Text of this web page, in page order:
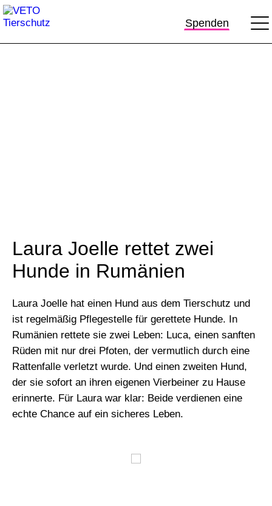
Spenden
Laura Joelle rettet zwei
Hunde in Rumänien
Laura Joelle hat einen Hund aus dem Tierschutz und
ist regelmäßig Pflegestelle für gerettete Hunde. In
Rumänien rettete sie zwei Leben: Luca, einen sanften
Rüden mit nur drei Pfoten, der vermutlich durch eine
Rattenfalle verletzt wurde. Und einen zweiten Hund,
der sie sofort an ihren eigenen Vierbeiner zu Hause
erinnerte. Für Laura war klar: Beide verdienen eine
echte Chance auf ein sicheres Leben.